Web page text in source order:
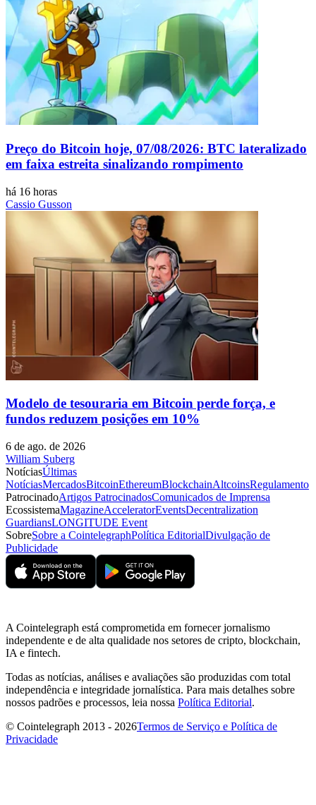
Preço do Bitcoin hoje, 07/08/2026: BTC lateralizado
em faixa estreita sinalizando rompimento
há 16 horas
Cassio Gusson
Modelo de tesouraria em Bitcoin perde força, e
fundos reduzem posições em 10%
6 de ago. de 2026
William Suberg
NotíciasÚltimas
NotíciasMercadosBitcoinEthereumBlockchainAltcoinsRegulamento
PatrocinadoArtigos PatrocinadosComunicados de Imprensa
EcossistemaMagazineAcceleratorEventsDecentralization
GuardiansLONGITUDE Event
SobreSobre a CointelegraphPolítica EditorialDivulgação de
Publicidade
A Cointelegraph está comprometida em fornecer jornalismo
independente e de alta qualidade nos setores de cripto, blockchain,
IA e fintech.
Todas as notícias, análises e avaliações são produzidas com total
independência e integridade jornalística. Para mais detalhes sobre
nossos padrões e processos, leia nossa Política Editorial.
© Cointelegraph 2013 - 2026Termos de Serviço e Política de
Privacidade